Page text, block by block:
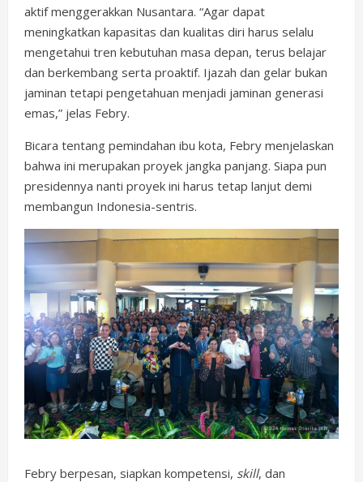
aktif menggerakkan Nusantara. “Agar dapat
meningkatkan kapasitas dan kualitas diri harus selalu
mengetahui tren kebutuhan masa depan, terus belajar
dan berkembang serta proaktif. Ijazah dan gelar bukan
jaminan tetapi pengetahuan menjadi jaminan generasi
emas,” jelas Febry.
Bicara tentang pemindahan ibu kota, Febry menjelaskan
bahwa ini merupakan proyek jangka panjang. Siapa pun
presidennya nanti proyek ini harus tetap lanjut demi
membangun Indonesia-sentris.
Febry berpesan, siapkan kompetensi, skill, dan